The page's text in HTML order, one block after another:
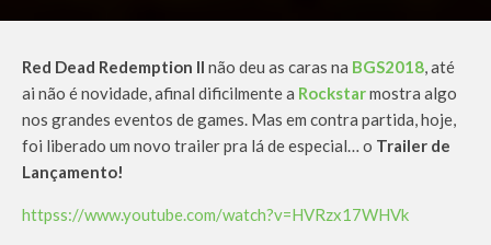
Red Dead Redemption II não deu as caras na BGS2018, até
ai não é novidade, afinal dificilmente a Rockstarmostra algo
nos grandes eventos de games. Mas em contra partida, hoje,
foi liberado um novo trailer pra lá de especial… o Trailer de
Lançamento!
httpss://www.youtube.com/watch?v=HVRzx17WHVk